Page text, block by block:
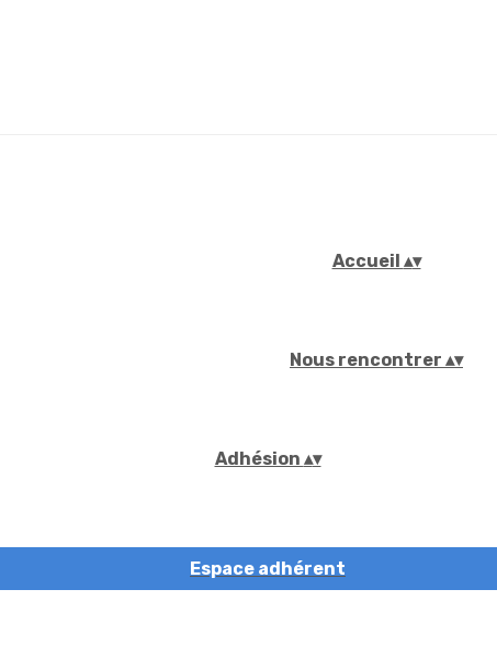
Accueil ▴▾
Nous rencontrer ▴▾
Adhésion ▴▾
Espace adhérent